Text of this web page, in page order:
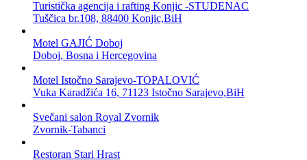
Turistička agencija i rafting Konjic -STUDENAC
Tuščica br.108, 88400 Konjic,BiH
Motel GAJIĆ Doboj
Doboj, Bosna i Hercegovina
Motel Istočno Sarajevo-TOPALOVIĆ
Vuka Karadžića 16, 71123 Istočno Sarajevo,BiH
Svečani salon Royal Zvornik
Zvornik-Tabanci
Restoran Stari Hrast